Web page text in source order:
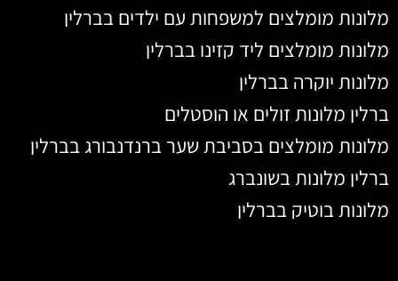
מלונות מומלצים למשפחות עם ילדים בברלין
מלונות מומלצים ליד קזינו בברלין
מלונות יוקרה בברלין
ברלין מלונות זולים או הוסטלים
מלונות מומלצים בסביבת שער ברנדנבורג בברלין
ברלין מלונות בשונברג
מלונות בוטיק בברלין